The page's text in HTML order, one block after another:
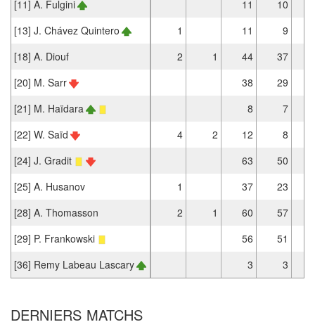
[11] A. Fulgini 11
10
[13] J. Chávez Quintero
1 11
9
[18] A. Diouf
2 1 44
37
[20] M. Sarr
38
29
[21] M. Haïdara
8
7
[22] W. Saïd
4 2 12
8
[24] J. Gradit
63
50
[25] A. Husanov
1 37
23
[28] A. Thomasson
2 1 60
57
[29] P. Frankowski
56
51
[36] Remy Labeau Lascary
3 3
DERNIERS MATCHS